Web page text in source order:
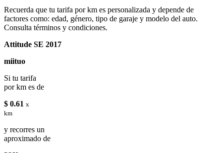
Recuerda que tu tarifa por km es personalizada y depende de
factores como: edad, género, tipo de garaje y modelo del auto.
Consulta términos y condiciones.
Attitude SE 2017
miituo
Si tu tarifa
por km es de
$ 0.61 x
km
y recorres un
aproximado de